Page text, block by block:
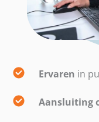
Ervaren in
Aansluiting